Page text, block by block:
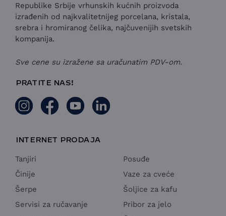
Republike Srbije vrhunskih kućnih proizvoda
izrađenih od najkvalitetnijeg porcelana, kristala,
srebra i hromiranog čelika, najčuvenijih svetskih
kompanija.
Sve cene su izražene sa uračunatim PDV-om.
PRATITE NAS!
INTERNET PRODAJA
Tanjiri
Činije
Šerpe
Servisi za ručavanje
Posuđe
Vaze za cveće
Šoljice za kafu
Pribor za jelo